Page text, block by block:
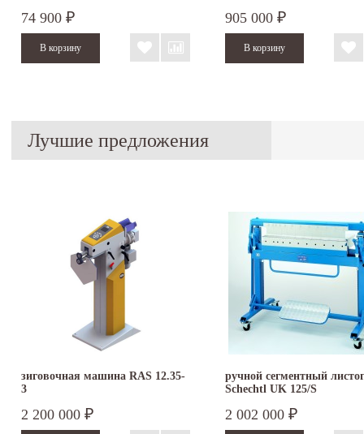
74 900 ₽ 905 000 ₽
Лучшие предложения
зиговочная машина RAS 12.35-
3
2 200 000 ₽
ручной сегментный
Schechtl UK 125/S
2 002 000 ₽